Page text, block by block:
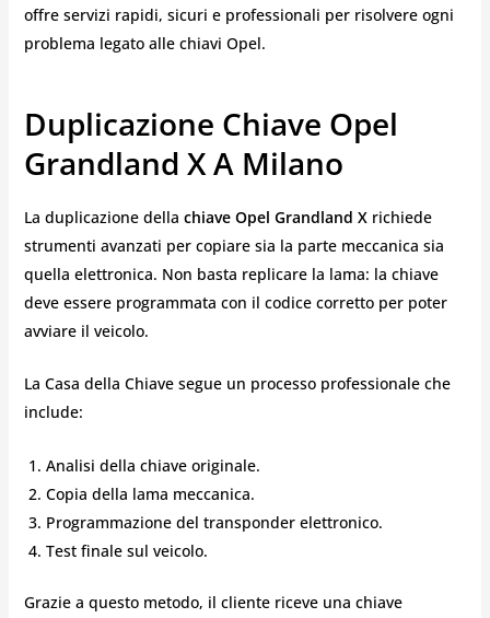
offre servizi rapidi, sicuri e professionali per risolvere ogni
problema legato alle chiavi Opel.
Duplicazione Chiave Opel
Grandland X A Milano
La duplicazione della chiave Opel Grandland Xrichiede
strumenti avanzati per copiare sia la parte meccanica sia
quella elettronica. Non basta replicare la lama: la chiave
deve essere programmata con il codice corretto per poter
avviare il veicolo.
La Casa della Chiave segue un processo professionale che
include:
Analisi della chiave originale.
Copia della lama meccanica.
Programmazione del transponder elettronico.
Test finale sul veicolo.
Grazie a questo metodo, il cliente riceve una chiave